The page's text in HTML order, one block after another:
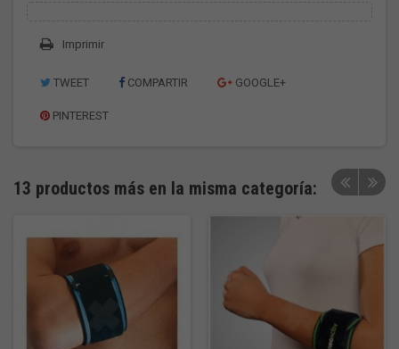
Imprimir
TWEET COMPARTIR GOOGLE+
PINTEREST
13 productos más en la misma categoría: